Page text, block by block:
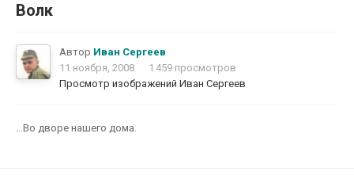
Волк
Автор Иван Сергеев
11 ноября, 2008
1 459 просмотров
Просмотр изображений Иван Сергеев
...Во дворе нашего дома.